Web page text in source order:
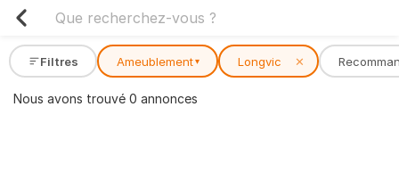
Filtres Ameublement ▾ Longvic ✕
Nous avons trouvé 0 annonces